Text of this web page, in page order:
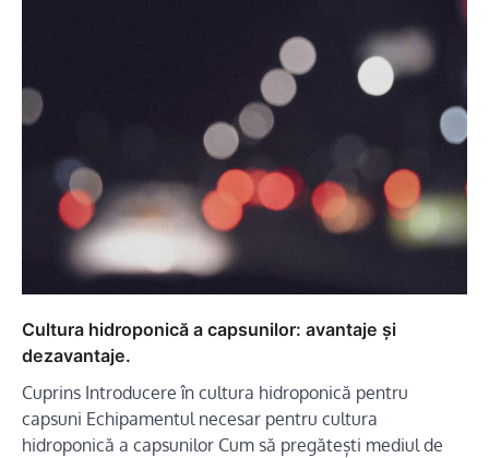
Cultura hidroponică a capsunilor: avantaje și
dezavantaje.
Cuprins Introducere în cultura hidroponică pentru
capsuni Echipamentul necesar pentru cultura
hidroponică a capsunilor Cum să pregătești mediul de